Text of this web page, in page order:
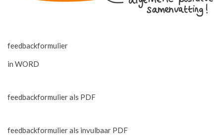
feedbackformulier
in WORD
feedbackformulier als PDF
feedbackformulier als invulbaar PDF